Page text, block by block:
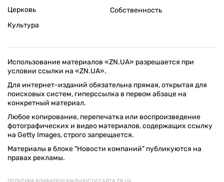
Церковь
Культура
Собственность
Использование материалов «ZN.UA» разрешается при
условии ссылки на «ZN.UA».
Для интернет-изданий обязательна прямая, открытая для
поисковых систем, гиперссылка в первом абзаце на
конкретный материал.
Любое копирование, перепечатка или воспроизведение
фотографических и видео материалов, содержащих ссылку
на Getty Images, строго запрещается.
Материалы в блоке "Новости компаний" публикуются на
правах рекламы.